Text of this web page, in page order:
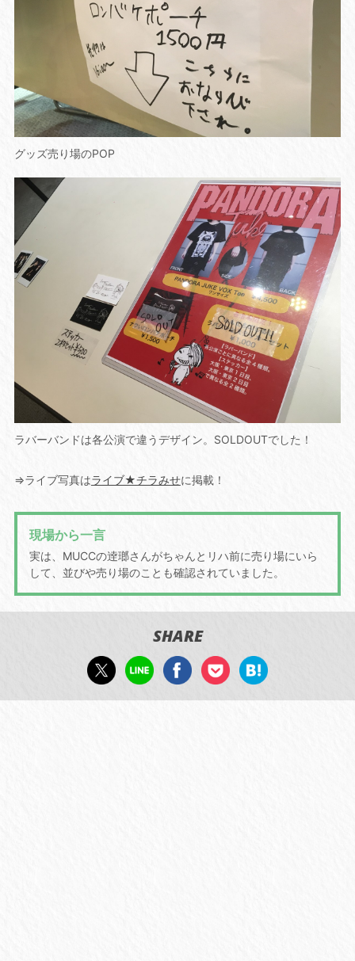
グッズ売り場のPOP
ラバーバンドは各公演で違うデザイン。SOLDOUTでした！
⇒ライブ写真はライブ★チラみせに掲載！
現場から一言
実は、MUCCの逹瑯さんがちゃんとリハ前に売り場にいら
して、並びや売り場のことも確認されていました。
SHARE